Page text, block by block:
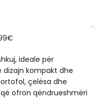
ideale për
kompakt dhe
çelësa dhe
ofron qëndrueshmëri